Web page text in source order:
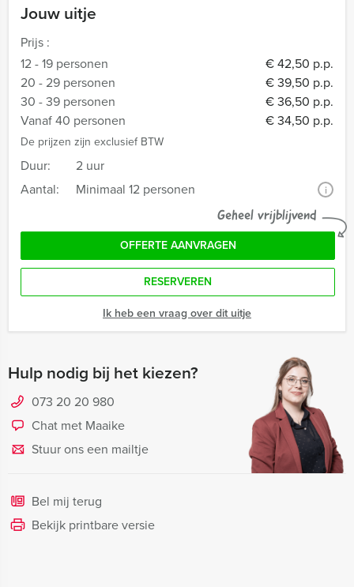
Jouw uitje
Prijs :
12 - 19 personen
€ 42,50 p.p.
20 - 29 personen
€ 39,50 p.p.
30 - 39 personen
€ 36,50 p.p.
Vanaf 40 personen
€ 34,50 p.p.
De prijzen zijn exclusief BTW
Duur:
2 uur
Aantal:
Minimaal 12 personen i
Geheel vrijblijvend
OFFERTE AANVRAGEN
RESERVEREN
Ik heb een vraag over dit uitje
Hulp nodig bij het kiezen?
073 20 20 980
Chat met Maaike
Stuur ons een mailtje
Bel mij terug
Bekijk printbare versie